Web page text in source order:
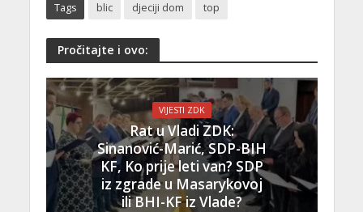
Tags blic djeciji dom top
Pročitajte i ovo:
VIJESTI ZDK
Rat u Vladi ZDK:
Sinanović-Marić, SDP-BIH
KF, Ko prije leti van? SDP
iz zgrade u Masarykovoj
ili BHI-KF iz Vlade?